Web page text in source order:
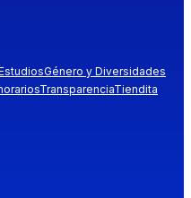
Género y Diversidades
TransparenciaTiendita